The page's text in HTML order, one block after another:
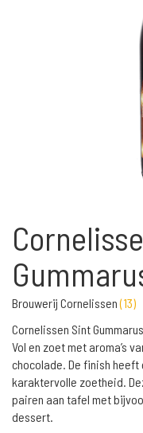
Brouwerij Cornelissen(13)
Cornelissen Sint
Vol en zoet met aroma’s
chocolade. De finish
karaktervolle zoetheid.
pairen aan tafel met
dessert.